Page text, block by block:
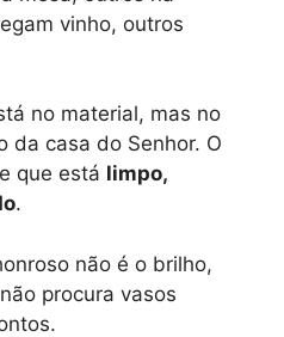
vinho, outros
no material, mas no
da casa do Senhor. O
que está limpo,
.
não é o brilho,
procura vasos